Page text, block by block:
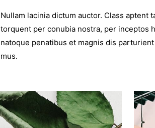
Nullam lacinia dictum auctor. Class aptent
torquent per conubia nostra, per inceptos
natoque penatibus et magnis dis
mus.